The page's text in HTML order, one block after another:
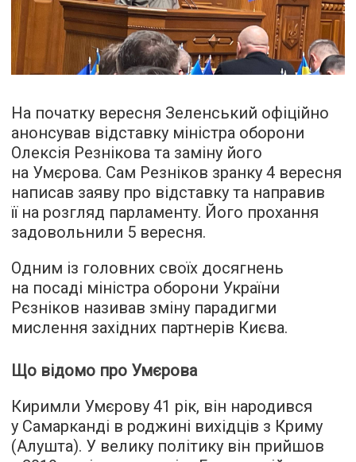
На початку вересня Зеленський офіційно
анонсував відставку міністра оборони
Олексія Резнікова та заміну його
на Умєрова. Сам Резніков зранку 4 вересня
написав заяву про відставку та направив
її на розгляд парламенту. Його прохання
задовольнили 5 вересня.
Одним із головних своїх досягнень
на посаді міністра оборони України
Рєзніков називав зміну парадигми
мислення західних партнерів Києва.
Що відомо про Умєрова
Киримли Умєрову 41 рік, він народився
у Самарканді в роджині вихідців з Криму
(Алушта). У велику політику він прийшов